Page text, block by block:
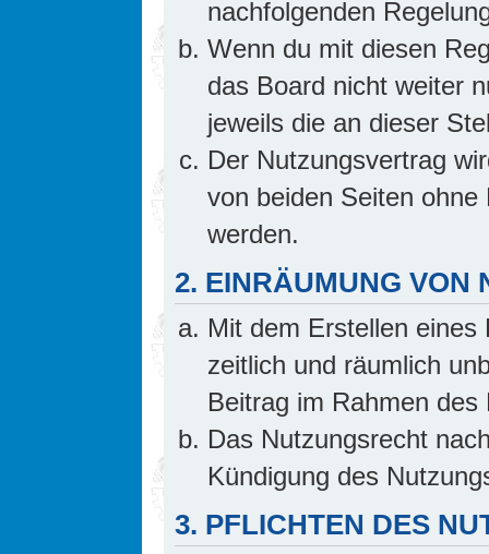
nachfolgenden
Wenn du mit diesen
das Board nicht weiter
jeweils die an dieser
Der Nutzungsvertrag
von beiden Seiten
werden.
2. EINRÄUMUNG VON
Mit dem Erstellen
zeitlich und räumlich
Beitrag im Rahmen
Das Nutzungsrecht
Kündigung des
3. PFLICHTEN DES